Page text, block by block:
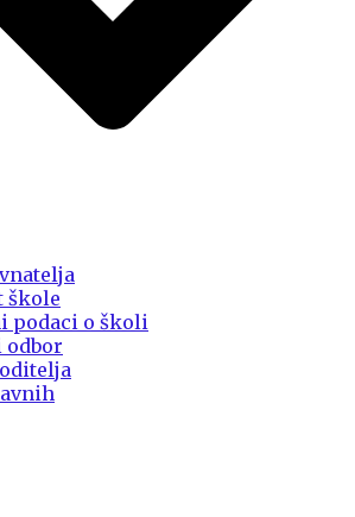
škole
podaci o školi
odbor